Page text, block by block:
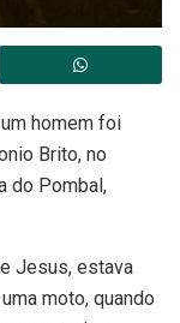
homem foi
Brito, no
do Pombal,
Jesus, estava
moto, quando